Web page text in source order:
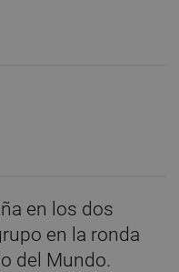
en los dos
en la ronda
del Mundo.